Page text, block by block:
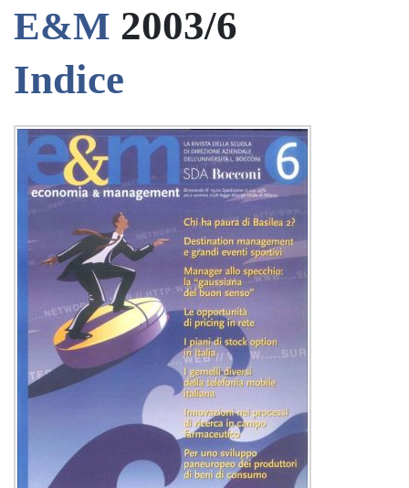
E&M 2003/6
Indice